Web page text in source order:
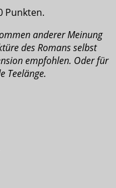
Punkten.
anderer Meinung
des Romans selbst
empfohlen. Oder für
Teelänge.